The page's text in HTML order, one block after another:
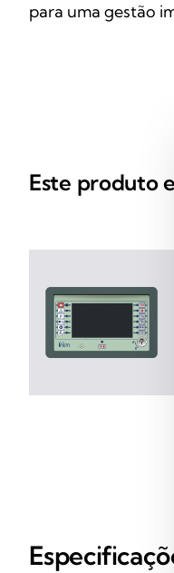
para uma gestão
Este produto